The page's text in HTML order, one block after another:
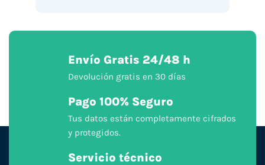
Envío Gratis 24/48 h
Devolución gratis en 30 días
Pago 100% Seguro
Tus datos están completamente cifrados
y protegidos.
Servicio técnico